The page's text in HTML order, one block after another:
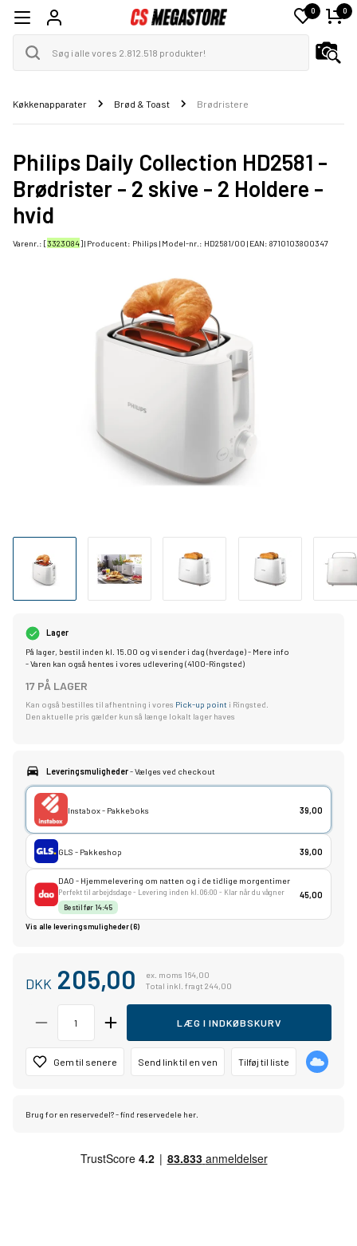
0 0
Køkkenapparater Brød & Toast Brødristere
Philips Daily Collection HD2581 -
Brødrister - 2 skive - 2 Holdere -
hvid
Varenr.: [3323084] | Producent: Philips | Model-nr.: HD2581/00 | EAN: 8710103800347
Lager
På lager, bestil inden kl. 15.00 og vi sender i dag (hverdage) - Mere info
- Varen kan også hentes i vores udlevering (4100-Ringsted)
17 PÅ LAGER
Kan også bestilles til afhentning i vores Pick-up point i Ringsted.
Den aktuelle pris gælder kun så længe lokalt lager haves
Leveringsmuligheder- Vælges ved checkout
Instabox - Pakkeboks 39,00
GLS - Pakkeshop 39,00
DAO - Hjemmelevering om natten og i de tidlige morgentimer
Perfekt til arbejdsdage - Levering inden kl. 06:00 - Klar når du vågner
Bestil før 14:45
45,00
Vis alle leveringsmuligheder (6)
DKK 205,00
ex. moms 164,00
Total inkl. fragt 244,00
LÆG I INDKØBSKURV
Gem til senere Send link til en ven Tilføj til liste
Brug for en reservedel? - find reservedele her.